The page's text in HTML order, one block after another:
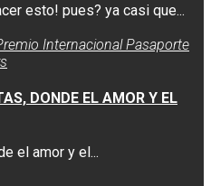
esto! pues? ya casi que...
Internacional Pasaporte
DONDE EL AMOR Y EL
el amor y el...